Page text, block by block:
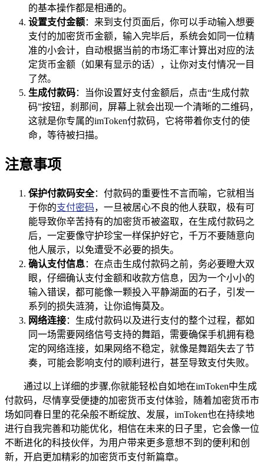
的基本操作都是相通的。
设置支付金额：来到支付页面后，你可以手动输入想要
支付的加密货币金额，输入完毕后，系统会如同一位精
准的小会计，自动根据当前的市场汇率计算出对应的法
定货币金额（如果有显示的话），让你对支付情况一目
了然。
生成付款码：当你设置好支付金额后，点击“生成付款
码”按钮，刹那间，屏幕上就会出现一个清晰的二维码，
这就是你专属的imToken付款码，它将带着你支付的使
命，等待被扫描。
注意事项
保护付款码安全：付款码的重要性不言而喻，它就相当
于你的支付密码，一旦被居心不良的他人获取，极有可
能导致你辛苦持有的加密货币被盗取，在生成付款码之
后，一定要像守护珍宝一样保护好它，千万不要随意向
他人展示，以免遭受不必要的损失。
确认支付信息：在点击生成付款码之前，务必要瞪大双
眼，仔细确认支付金额和收款方信息，因为一个小小的
输入错误，都可能像一颗投入平静湖面的石子，引发一
系列的损失涟漪，让你追悔莫及。
网络连接：生成付款码以及进行支付的整个过程，都如
同一场需要网络信号支持的舞蹈，需要确保手机拥有稳
定的网络连接，如果网络不稳定，就像是舞蹈失去了节
奏，可能会影响支付的顺利进行，甚至导致支付失败。
通过以上详细的步骤,你就能轻松自如地在imToken中生成
付款码，尽情享受便捷的加密货币支付体验，随着加密货币市
场如同春日里的花朵般不断绽放、发展，imToken也在持续地
进行自我完善和功能优化，相信在未来的日子里，它会像一位
不断进化的科技伙伴，为用户带来更多意想不到的便利和创
新，开启更加精彩的加密货币支付新篇章。